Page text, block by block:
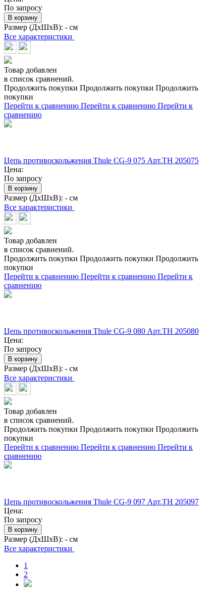
По запросу
В корзину
Размер (ДхШхВ): - см
Все характеристики
Товар добавлен
в список сравнений.
Продолжить покупки Продолжить покупки Продолжить
покупки
Перейти к сравнению Перейти к сравнению Перейти к
сравнению
Цепь противоскольжения Thule CG-9 075 Арт.TH 205075
Цена:
По запросу
В корзину
Размер (ДхШхВ): - см
Все характеристики
Товар добавлен
в список сравнений.
Продолжить покупки Продолжить покупки Продолжить
покупки
Перейти к сравнению Перейти к сравнению Перейти к
сравнению
Цепь противоскольжения Thule CG-9 080 Арт.TH 205080
Цена:
По запросу
В корзину
Размер (ДхШхВ): - см
Все характеристики
Товар добавлен
в список сравнений.
Продолжить покупки Продолжить покупки Продолжить
покупки
Перейти к сравнению Перейти к сравнению Перейти к
сравнению
Цепь противоскольжения Thule CG-9 097 Арт.TH 205097
Цена:
По запросу
В корзину
Размер (ДхШхВ): - см
Все характеристики
1
2